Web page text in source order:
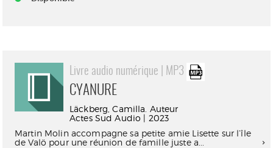
Livre audio numérique | MP3
CYANURE
Läckberg, Camilla. Auteur
Actes Sud Audio | 2023
Martin Molin accompagne sa petite amie Lisette sur l’île
de Valö pour une réunion de famille juste a...